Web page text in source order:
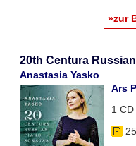
»zur
20th Centura
Anastasia Yasko
Ars
1 CD